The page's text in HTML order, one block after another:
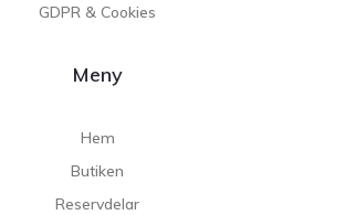
GDPR & Cookies
Meny
Hem
Butiken
Reservdelar